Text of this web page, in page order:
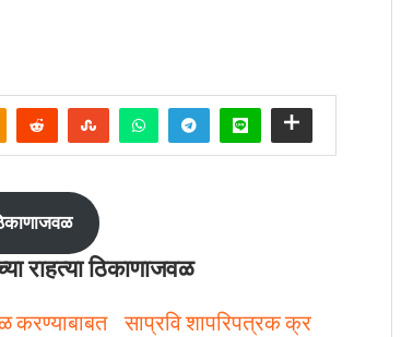
राहत्या ठिकाणाजवळ
करण्याबाबत साप्रवि शापरिपत्रक क्र